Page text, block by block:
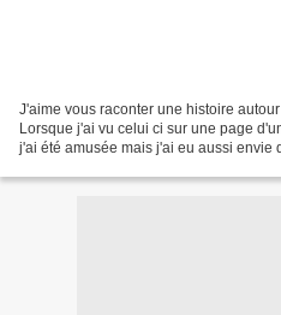
J'aime vous raconter une histoire
Lorsque j'ai vu celui ci sur une page
j'ai été amusée mais j'ai eu aussi envie